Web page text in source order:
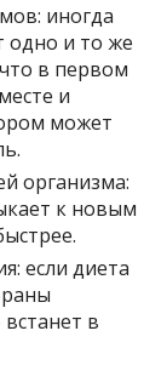
иногда
одно и то же
в первом
и
может
организма:
к новым
если диета
в